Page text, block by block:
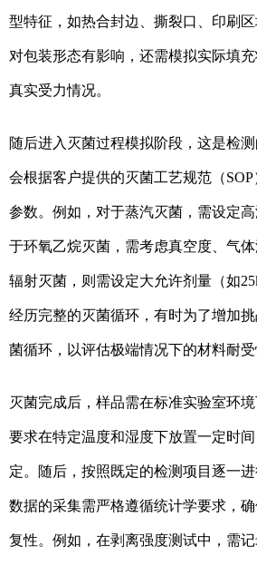
型特征，如热合封边、撕裂口、印刷
对包装形态有影响，还需模拟实际填
真实受力情况。
随后进入灭菌过程模拟阶段，这是检
会根据客户提供的灭菌工艺规范（
参数。例如，对于蒸汽灭菌，需设定
于环氧乙烷灭菌，需考虑真空度、气
辐射灭菌，则需设定大允许剂量（如
经历完整的灭菌循环，有时为了增加
菌循环，以评估极端情况下的材料耐受
灭菌完成后，样品需在标准实验室环
要求在特定温度和湿度下放置一定时
定。随后，按照既定的检测项目逐一
数据的采集需严格遵循统计学要求，
复性。例如，在剥离强度测试中，需